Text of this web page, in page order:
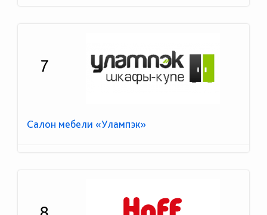
7
Салон мебели «Улампэк»